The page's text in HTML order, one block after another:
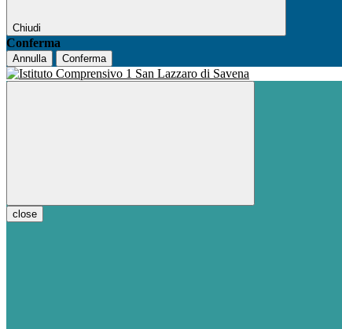
Chiudi
Conferma
Annulla Conferma
close